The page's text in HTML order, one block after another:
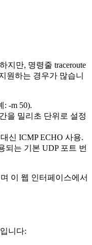
지만, 명령줄 traceroute
원하는 경우가 많습니
: -m 50).
을 밀리초 단위로 설정
신 ICMP ECHO 사용.
되는 기본 UDP 포트 번
이 웹 인터페이스에서
니다: